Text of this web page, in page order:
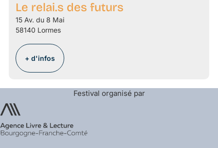
Le relai.s des futurs
15 Av. du 8 Mai
58140 Lormes
+ d'infos
Festival organisé par